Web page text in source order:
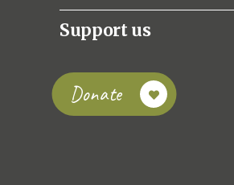
Support us
Donate